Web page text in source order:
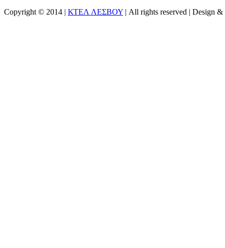
Copyright © 2014 | ΚΤΕΛ ΛΕΣΒΟΥ | All rights reserved | Design &